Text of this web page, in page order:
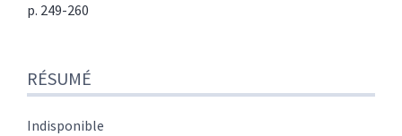
p. 249-260
Texte
Citer cet article
Auteur
RÉSUMÉ
Indisponible